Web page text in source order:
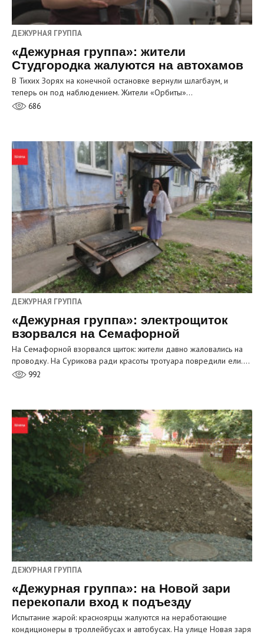
ДЕЖУРНАЯ ГРУППА
«Дежурная группа»: жители
Студгородка жалуются на автохамов
В Тихих Зорях на конечной остановке вернули шлагбаум, и
теперь он под наблюдением. Жители «Орбиты»…
686
ДЕЖУРНАЯ ГРУППА
«Дежурная группа»: электрощиток
взорвался на Семафорной
На Семафорной взорвался щиток: жители давно жаловались на
проводку. На Сурикова ради красоты тротуара повредили ели.…
992
ДЕЖУРНАЯ ГРУППА
«Дежурная группа»: на Новой зари
перекопали вход к подъезду
Испытание жарой: красноярцы жалуются на неработающие
кондиционеры в троллейбусах и автобусах. На улице Новая заря